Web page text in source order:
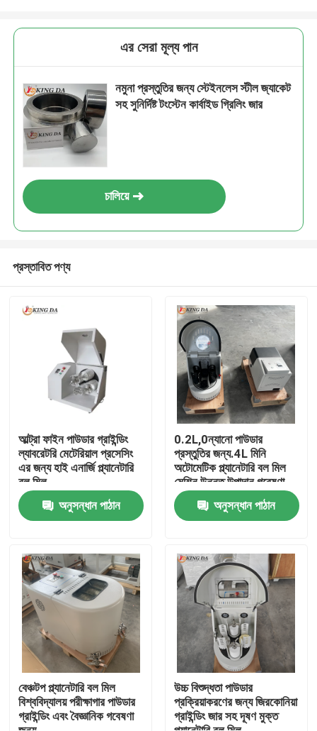
বাড়ি
পণ্য
আমাদের সম্পর্কে
এর সেরা মূল্য পান
নমুনা প্রস্তুতির জন্য স্টেইনলেস স্টীল জ্যাকেট
সহ সুনির্দিষ্ট টংস্টেন কার্বাইড গ্রিলিং জার
চালিয়ে
প্রস্তাবিত পণ্য
আল্ট্রা ফাইন পাউডার গ্রাইন্ডিং
ল্যাবরেটরি মেটেরিয়াল প্রসেসিং
এর জন্য হাই এনার্জি প্ল্যানেটারি
বল মিল
অনুসন্ধান পাঠান
0.2L,0ন্যানো পাউডার
প্রস্তুতির জন্য.4L মিনি
অটোমেটিক প্ল্যানেটারি বল মিল
মেশিন উন্নত উপাদান গবেষণা
অনুসন্ধান পাঠান
বেঞ্চটপ প্ল্যানেটারি বল মিল
বিশ্ববিদ্যালয় পরীক্ষাগার পাউডার
গ্রাইন্ডিং এবং বৈজ্ঞানিক গবেষণা
উচ্চ বিশুদ্ধতা পাউডার
প্রক্রিয়াকরণের জন্য জিরকোনিয়া
গ্রাইন্ডিং জার সহ দূষণ মুক্ত